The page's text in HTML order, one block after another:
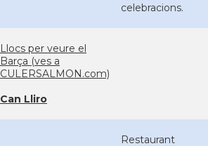
celebracions.
Llocs per veure el
Barça (ves a
CULERSALMON.com)
Can Lliro
Restaurant